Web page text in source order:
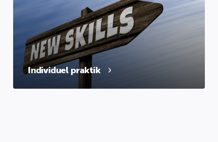
Individuel praktik